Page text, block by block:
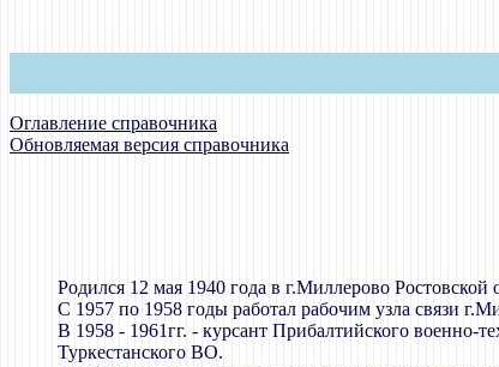
Оглавление справочника
Обновляемая версия справочника
Родился 12 мая 1940 года в г.Миллерово Ростовской
С 1957 по 1958 годы работал рабочим узла связи
В 1958 - 1961гг. - курсант Прибалтийского
Туркестанского ВО.